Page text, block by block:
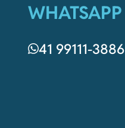
WHATSAPP
41 99111-3886